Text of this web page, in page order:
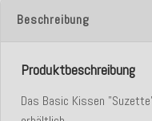
Beschreibung
Produktbeschreibung
Das Basic Kissen